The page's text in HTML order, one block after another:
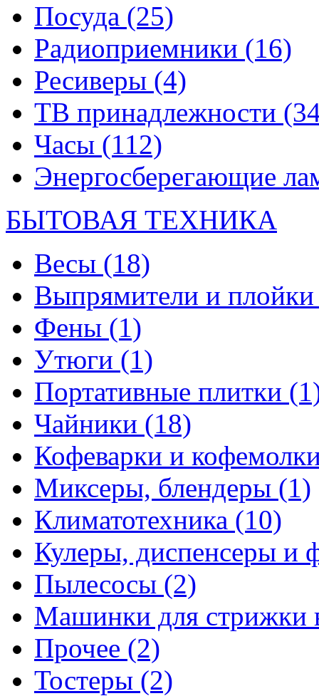
Посуда (25)
Радиоприемники (16)
Ресиверы (4)
ТВ принадлежности
Часы (112)
Энергосберегающие
БЫТОВАЯ ТЕХНИКА
Весы (18)
Выпрямители и
Фены (1)
Утюги (1)
Портативные плитки
Чайники (18)
Кофеварки и
Миксеры, блендеры (1)
Климатотехника (10)
Кулеры, диспенсеры и
Пылесосы (2)
Машинки для стрижки
Прочее (2)
Тостеры (2)